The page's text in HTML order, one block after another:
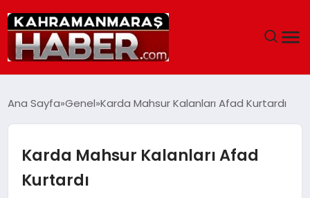
SIYASET
EĞITIM
Ana Sayfa Genel Karda Mahsur Kalanları Afad Kurtardı
Karda Mahsur Kalanları Afad
Kurtardı